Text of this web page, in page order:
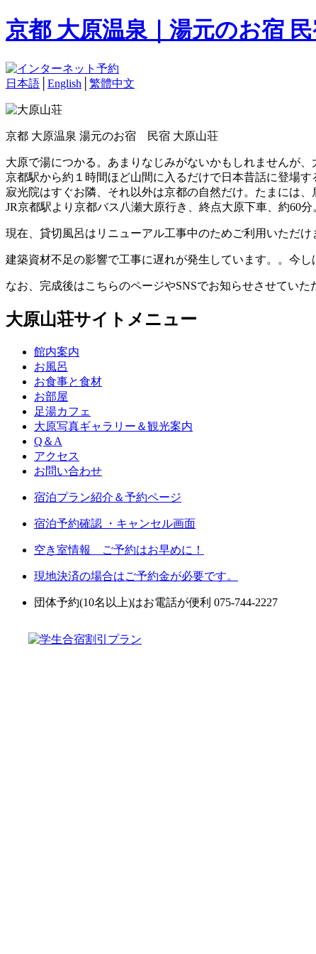
京都 大原温泉｜湯元のお宿
日本語 English 繁體中文
京都 大原温泉 湯元のお宿 民宿 大原山荘
大原で湯につかる。あまりなじみがないかもしれませんが
京都駅から約１時間ほど山間に入るだけで日本昔話に登場
寂光院はすぐお隣、それ以外は京都の自然だけ。たまには
JR京都駅より京都バス八瀬大原行き、終点大原下車、約60分
現在、貸切風呂はリニューアル工事中のためご利用いただけ
建築資材不足の影響で工事に遅れが発生しています。。今し
なお、完成後はこちらのページやSNSでお知らせさせていた
大原山荘サイトメニュー
館内案内
お風呂
お食事と食材
お部屋
足湯カフェ
大原写真ギャラリー＆観光案内
Q＆A
アクセス
お問い合わせ
宿泊プラン紹介＆予約ページ
宿泊予約確認 ・キャンセル画面
空き室情報 ご予約はお早めに！
現地決済の場合はご予約金が必要です。
団体予約(10名以上)はお電話が便利 075-744-2227